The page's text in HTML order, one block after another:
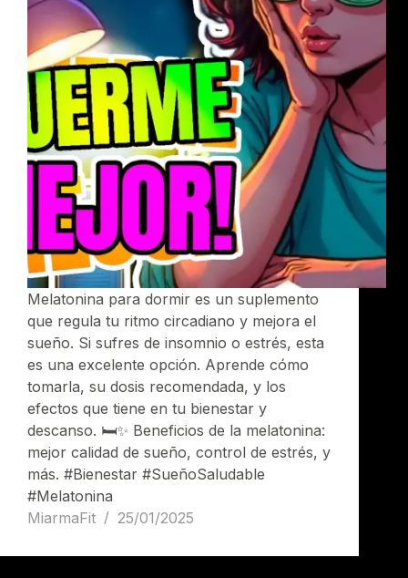
Melatonina para dormir es un suplemento
que regula tu ritmo circadiano y mejora el
sueño. Si sufres de insomnio o estrés, esta
es una excelente opción. Aprende cómo
tomarla, su dosis recomendada, y los
efectos que tiene en tu bienestar y
descanso. 🛏️✨ Beneficios de la melatonina:
mejor calidad de sueño, control de estrés, y
más. #Bienestar #SueñoSaludable
#Melatonina
MiarmaFit
25/01/2025